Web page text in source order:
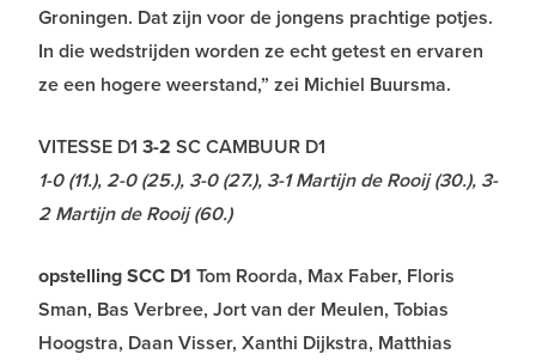
Groningen. Dat zijn voor de jongens prachtige potjes.
In die wedstrijden worden ze echt getest en ervaren
ze een hogere weerstand,” zei Michiel Buursma.
VITESSE D1 3-2 SC CAMBUUR D1
1-0 (11.), 2-0 (25.), 3-0 (27.), 3-1 Martijn de Rooij (30.), 3-
2 Martijn de Rooij (60.)
opstelling SCC D1 Tom Roorda, Max Faber, Floris
Sman, Bas Verbree, Jort van der Meulen, Tobias
Hoogstra, Daan Visser, Xanthi Dijkstra, Matthias